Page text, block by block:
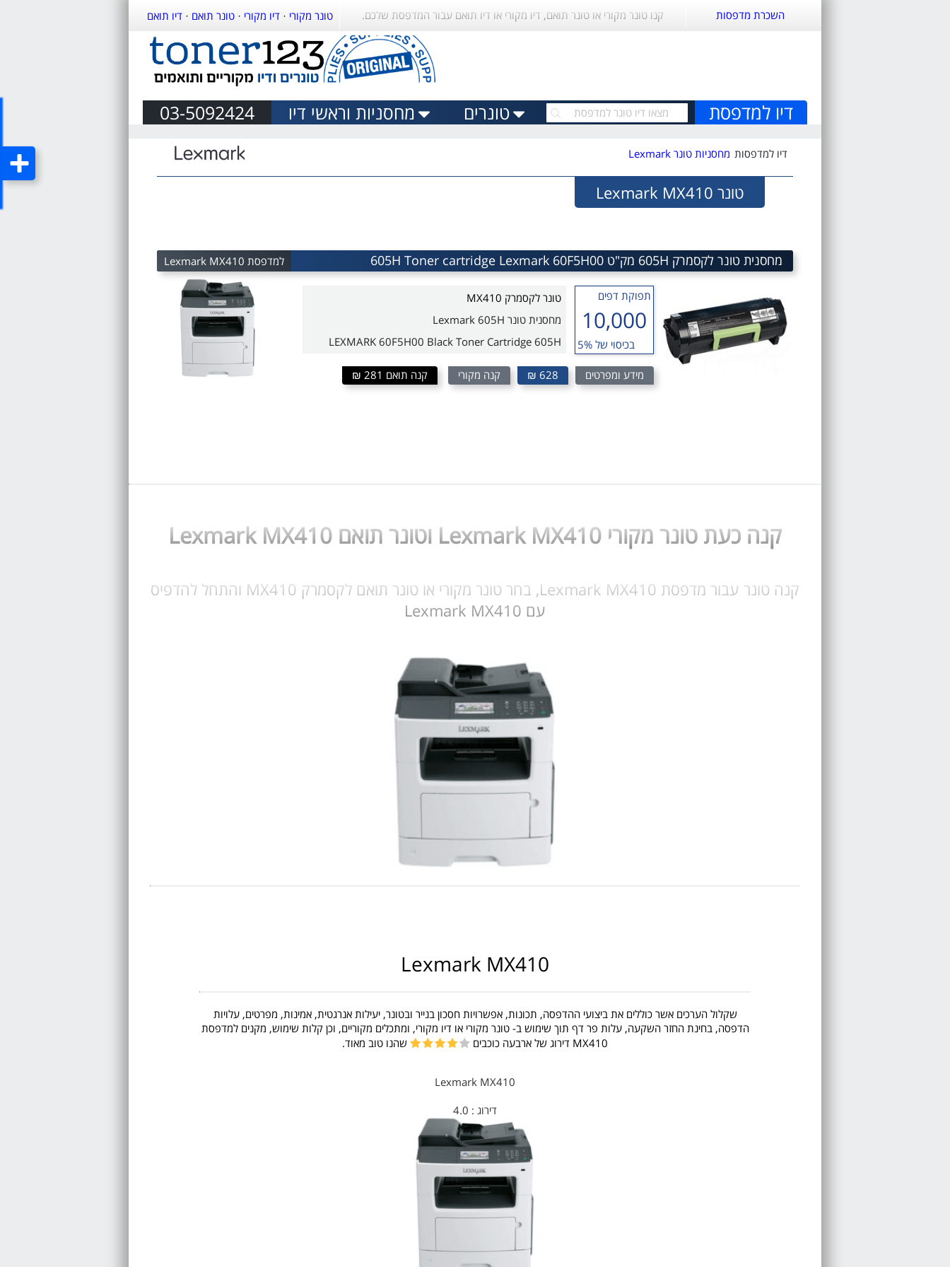
השכרת מדפסות קנו טונר מקורי או טונר תואם, דיו מקורי או דיו תואם עבור המדפסת שלכם. טונר מקורי · דיו מקורי · טונר תואם · דיו תואם
דיו למדפסת 03-5092424 מחסניות וראשי דיו טונרים
דיו למדפסות מחסניות טונר Lexmark
טונר Lexmark MX410
מחסנית טונר לקסמרק 605H מק"ט 605H Toner cartridge Lexmark 60F5H00 למדפסת Lexmark MX410
תפוקת דפים
10,000
בכיסוי של 5%
טונר לקסמרק MX410
מחסנית טונר Lexmark 605H
LEXMARK 60F5H00 Black Toner Cartridge 605H
מידע ומפרטים 628 ₪ קנה מקורי קנה תואם 281 ₪
קנה כעת טונר מקורי Lexmark MX410 וטונר תואם Lexmark MX410
קנה טונר עבור מדפסת Lexmark MX410, בחר טונר מקורי או טונר תואם לקסמרק MX410 והתחל להדפיס
עם Lexmark MX410
Lexmark MX410
שקלול הערכים אשר כוללים את ביצועי ההדפסה, תכונות, אפשרויות חסכון בנייר ובטונר, יעילות אנרגטית, אמינות, מפרטים, עלויות
הדפסה, בחינת החזר השקעה, עלות פר דף תוך שימוש ב- טונר מקורי או דיו מקורי, ומתכלים מקוריים, וכן קלות שימוש, מקנים למדפסת
MX410 דירוג של ארבעה כוכבים
שהנו טוב מאוד.
Lexmark MX410
דירוג : 4.0